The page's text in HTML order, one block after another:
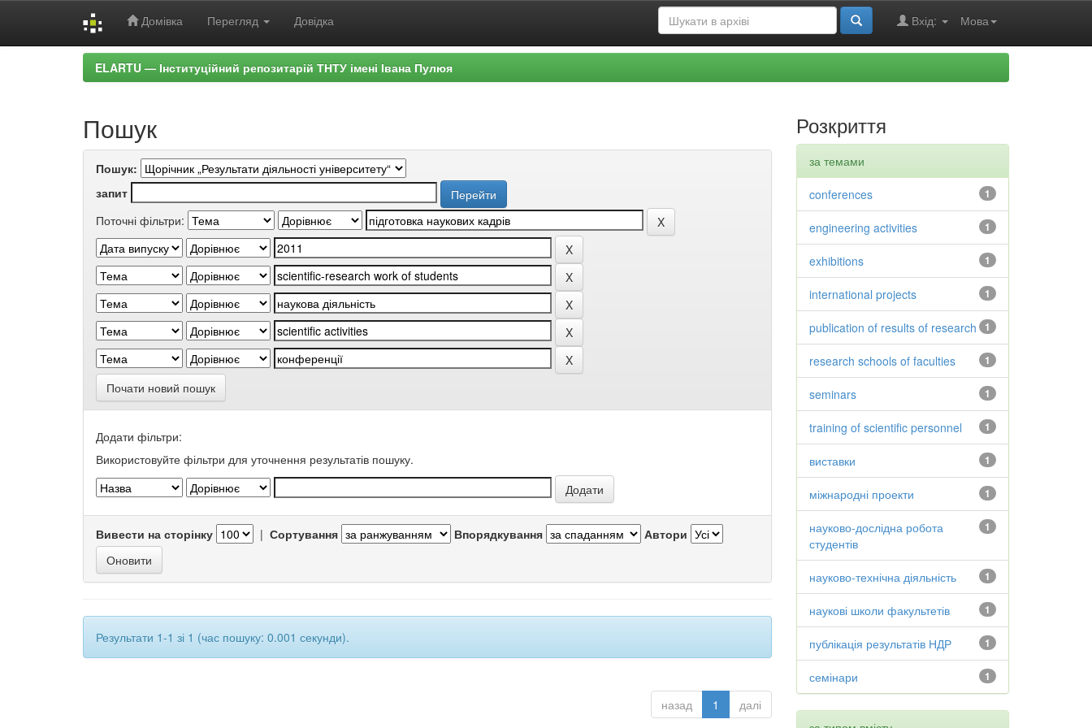
Домівка Перегляд Довідка Мова
Вхід:
ELARTU — Інституційний репозитарій ТНТУ імені Івана Пулюя
Пошук
Пошук:
запит
Поточні фільтри:
Почати новий пошук
Додати фільтри:
Використовуйте фільтри для уточнення результатів пошуку.
Вивести на сторінку | Сортування Впорядкування Автори
Результати 1-1 зі 1 (час пошуку: 0.001 секунди).
назад 1 далі
Розкриття
за темами
1
conferences
1
engineering activities
1
exhibitions
1
international projects
1
publication of results of research
1
research schools of faculties
1
seminars
1
training of scientific personnel
1
виставки
1
міжнародні проекти
1
науково-дослідна робота
студентів
1
науково-технічна діяльність
1
наукові школи факультетів
1
публікація результатів НДР
1
семінари